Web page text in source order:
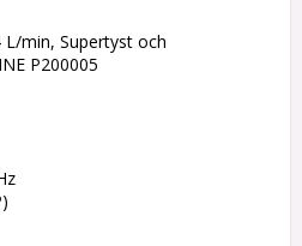
min, Supertyst och
P200005